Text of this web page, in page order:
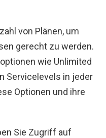
von Plänen, um
gerecht zu werden.
wie Unlimited
Servicelevels in jeder
Optionen und ihre
Sie Zugriff auf